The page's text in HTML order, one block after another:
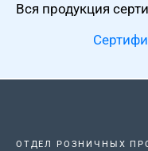
Вся продукция
ОТДЕЛ РОЗНИЧНЫХ